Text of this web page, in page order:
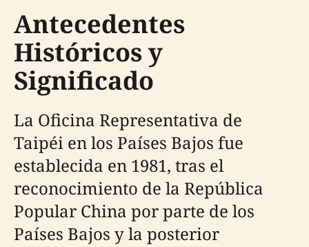
Antecedentes
Históricos y
Significado
La Oficina Representativa de
Taipéi en los Países Bajos fue
establecida en 1981, tras el
reconocimiento de la República
Popular China por parte de los
Países Bajos y la posterior